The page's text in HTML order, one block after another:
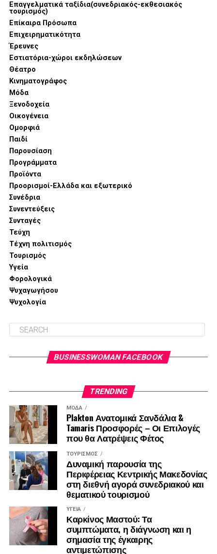
Επαγγελματικά ταξίδια(συνεδριακός-εκθεσιακός
τουρισμός)
Επίκαιρα Πρόσωπα
Επιχειρηματικότητα
Έρευνες
Εστιατόρια-χώροι εκδηλώσεων
Θέατρο
Κινηματογράφος
Μόδα
Ξενοδοχεία
Οικογένεια
Ομορφιά
Παιδί
Παρουσίαση
Προγράμματα
Προϊόντα
Προορισμοί-Ελλάδα και εξωτερικό
Συνέδρια
Συνεντεύξεις
Συνταγές
Τεύχη
Τέχνη πολιτισμός
Τουρισμός
Υγεία
Φορολογικά
Ψυχαγωγήσου
Ψυχολογία
BUSINESSWOMAN FACEBOOK
TRENDING
ΜΌΔΑ
Plakton Ανατομικά Σανδάλια &
Tamaris Προσφορές – Οι Επιλογές
που θα Λατρέψεις Φέτος
ΤΟΥΡΙΣΜΌΣ
Δυναμική παρουσία της
Περιφέρειας Κεντρικής Μακεδονίας
στη διεθνή αγορά συνεδριακού και
θεματικού τουρισμού
ΥΓΕΊΑ
Καρκίνος Μαστού: Τα
συμπτώματα, η διάγνωση και η
σημασία της έγκαιρης
αντιμετώπισης